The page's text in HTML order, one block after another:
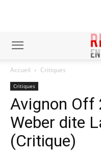
Accueil Critiques
Critiques
Avignon Off
Weber dite
(Critique)